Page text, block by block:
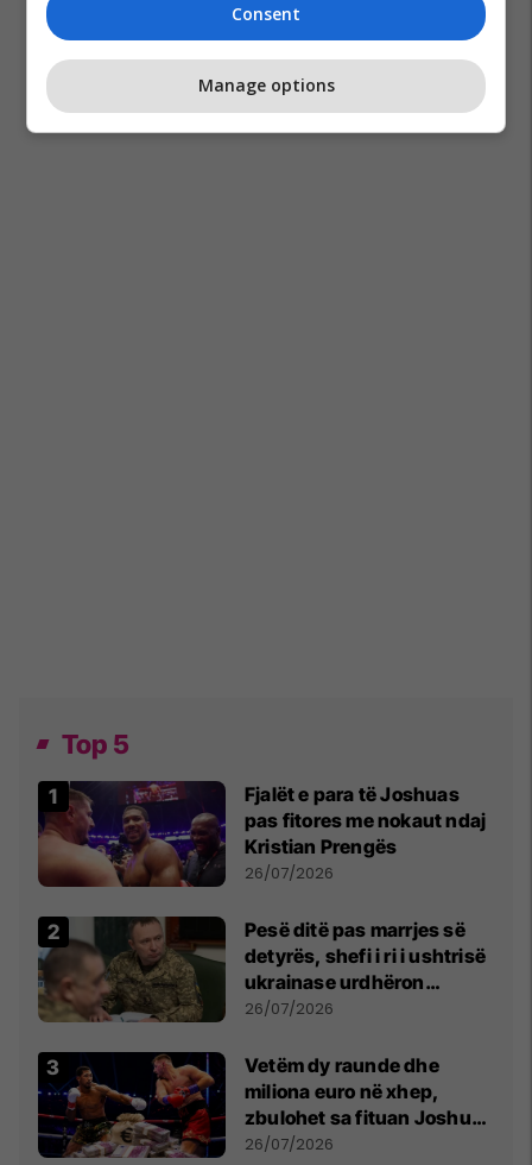
Top 5
Fjalët e para të Joshuas
pas fitores me nokaut ndaj
Kristian Prengës
26/07/2026
Pesë ditë pas marrjes së
detyrës, shefi i ri i ushtrisë
ukrainase urdhëron
kontroll të madh
26/07/2026
Vetëm dy raunde dhe
miliona euro në xhep,
zbulohet sa fituan Joshua
e Prenga
26/07/2026
Consent
Manage options